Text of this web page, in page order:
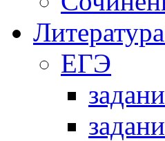
ЕГЭ